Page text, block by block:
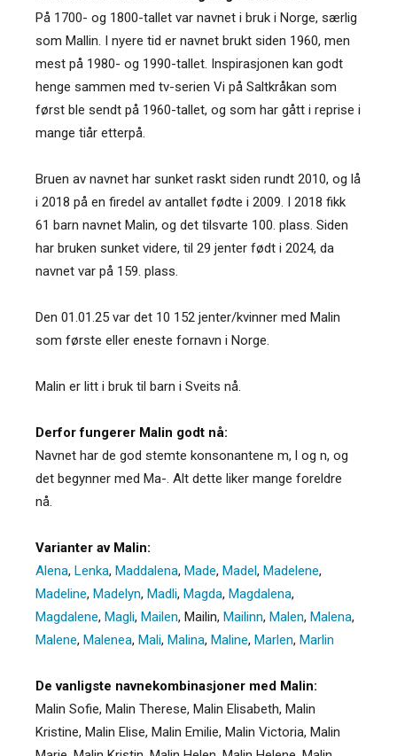
På 1700- og 1800-tallet var navnet i bruk i Norge, særlig
som Mallin. I nyere tid er navnet brukt siden 1960, men
mest på 1980- og 1990-tallet. Inspirasjonen kan godt
henge sammen med tv-serien Vi på Saltkråkan som
først ble sendt på 1960-tallet, og som har gått i reprise i
mange tiår etterpå.
Bruen av navnet har sunket raskt siden rundt 2010, og lå
i 2018 på en firedel av antallet fødte i 2009. I 2018 fikk
61 barn navnet Malin, og det tilsvarte 100. plass. Siden
har bruken sunket videre, til 29 jenter født i 2024, da
navnet var på 159. plass.
Den 01.01.25 var det 10 152 jenter/kvinner med Malin
som første eller eneste fornavn i Norge.
Malin er litt i bruk til barn i Sveits nå.
Derfor fungerer Malin godt nå:
Navnet har de god stemte konsonantene m, l og n, og
det begynner med Ma-. Alt dette liker mange foreldre
nå.
Varianter av Malin:
Alena, Lenka, Maddalena, Made, Madel, Madelene,
Madeline, Madelyn, Madli, Magda, Magdalena,
Magdalene, Magli, Mailen, Mailin, Mailinn, Malen, Malena,
Malene, Malenea, Mali, Malina, Maline, Marlen, Marlin
De vanligste navnekombinasjoner med Malin:
Malin Sofie, Malin Therese, Malin Elisabeth, Malin
Kristine, Malin Elise, Malin Emilie, Malin Victoria, Malin